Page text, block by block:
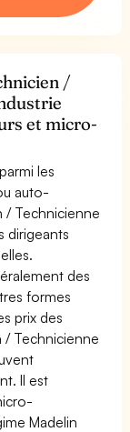
/
et micro-
les
auto-
/ Technicienne
dirigeants
des
formes
prix des
/ Technicienne
Il est
Madelin